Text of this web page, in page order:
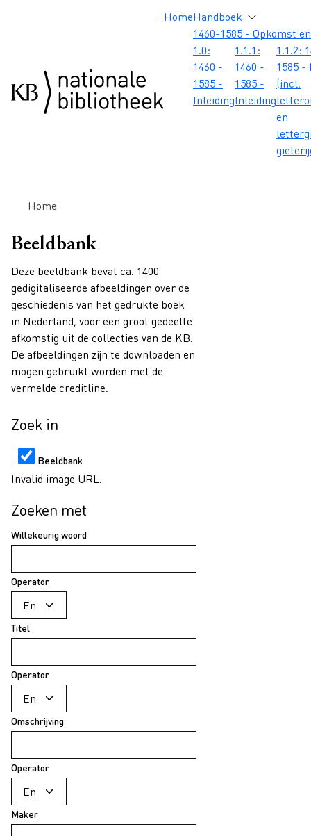
Hoofdnavigatie
HomeHandboek
1460-1585 - Opkomst
1.0:
1460 -
1585 -
Inleiding
1.1.1:
1460 -
1585 -
Inleiding
1.1.2:
1585
(incl.
en
Kruimelpad
Home
Beeldbank
Deze beeldbank bevat ca. 1400
gedigitaliseerde afbeeldingen over de
geschiedenis van het gedrukte boek
in Nederland, voor een groot gedeelte
afkomstig uit de collecties van de KB.
De afbeeldingen zijn te downloaden en
mogen gebruikt worden met de
vermelde creditline.
Zoek in
Beeldbank
Invalid image URL.
Zoeken met
Willekeurig woord
Operator
Titel
Operator
Omschrijving
Operator
Maker